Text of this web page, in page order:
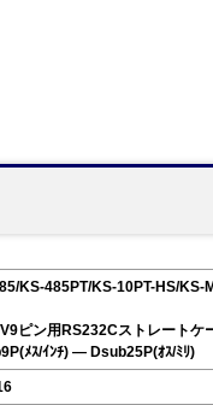
KS-485PT/KS-10PT-HS/KS-
ピン用RS232Cストレートケ
ﾒｽ/ｲﾝﾁ) ― Dsub25P(ｵｽ/ﾐﾘ)